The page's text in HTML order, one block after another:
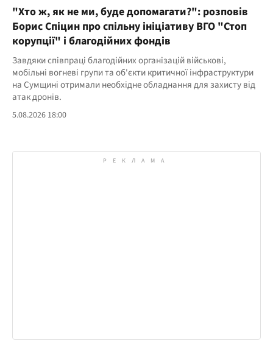
"Хто ж, як не ми, буде допомагати?": розповів
Борис Спіцин про спільну ініціативу ВГО "Стоп
корупції" і благодійних фондів
Завдяки співпраці благодійних організацій військові,
мобільні вогневі групи та об'єкти критичної інфраструктури
на Сумщині отримали необхідне обладнання для захисту від
атак дронів.
5.08.2026 18:00